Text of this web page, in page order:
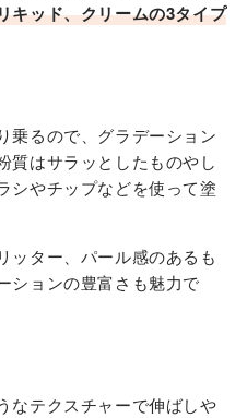
キッド、クリームの3タイプ
乗るので、グラデーション
質はサラッとしたものやし
シやチップなどを使って塗
ッター、パール感のあるも
ションの豊富さも魅力で
なテクスチャーで伸ばしや